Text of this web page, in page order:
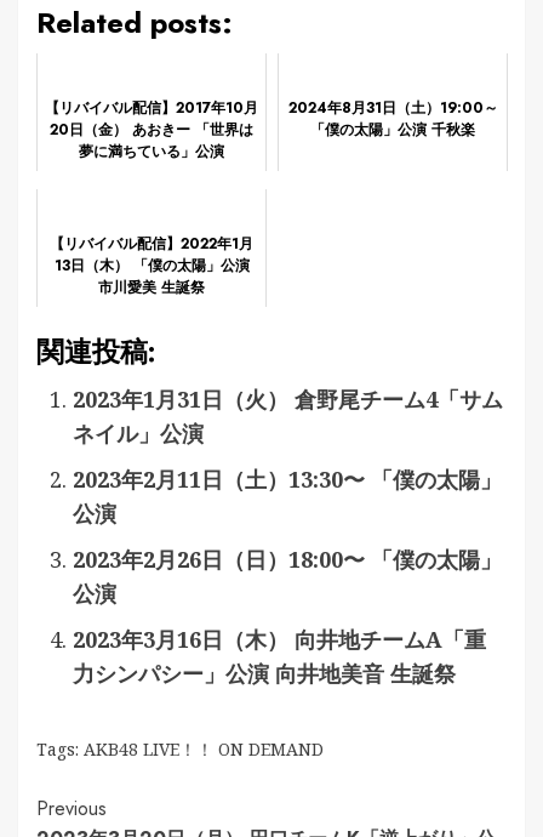
Related posts:
【リバイバル配信】2017年10月
20日（金） あおきー 「世界は
夢に満ちている」公演
2024年8月31日（土）19:00～
「僕の太陽」公演 千秋楽
【リバイバル配信】2022年1月
13日（木） 「僕の太陽」公演
市川愛美 生誕祭
関連投稿:
2023年1月31日（火） 倉野尾チーム4「サム
ネイル」公演
2023年2月11日（土）13:30〜 「僕の太陽」
公演
2023年2月26日（日）18:00〜 「僕の太陽」
公演
2023年3月16日（木） 向井地チームA「重
力シンパシー」公演 向井地美音 生誕祭
Tags: AKB48 LIVE！！ ON DEMAND
Continue
Previous